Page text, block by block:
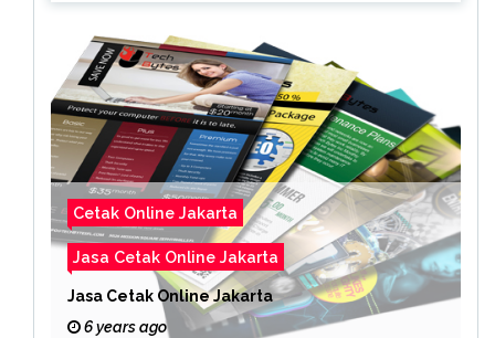
Cetak Online Jakarta
Jasa Cetak Online Jakarta
Jasa Cetak Online Jakarta
6 years ago